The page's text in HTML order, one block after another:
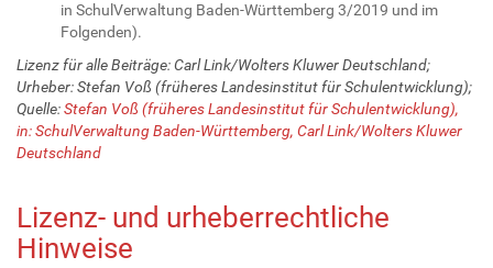
in SchulVerwaltung Baden-Württemberg 3/2019 und im
Folgenden).
Lizenz für alle Beiträge: Carl Link/Wolters Kluwer Deutschland;
Urheber: Stefan Voß (früheres Landesinstitut für Schulentwicklung);
Quelle:Stefan Voß (früheres Landesinstitut für Schulentwicklung),
in: SchulVerwaltung Baden-Württemberg, Carl Link/Wolters Kluwer
Deutschland
Lizenz- und urheberrechtliche
Hinweise